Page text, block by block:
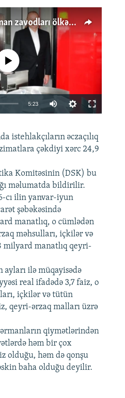
Ard-arda açılan dərman zavodları ölkənin tələbatını ödəyirmi?
360p 480p
1080p
currently available
5:23
360p
480p
720p
1080p
istehlakçıların əczaçılıq
çəkdiyi xərc 24,9
Komitəsinin (DSK) bu
məlumatda bildirilir.
cı ilin yanvar-iyun
şəbəkəsində
manatlıq, o cümlədən
məhsulları, içkilər və
milyard manatlıq qeyri-
ilə müqayisədə
real ifadədə 3,7 faiz, o
içkilər və tütün
qeyri-ərzaq malları üzrə
qiymətlərindən
həm bir çox
olduğu, həm də qonşu
baha olduğu deyilir.